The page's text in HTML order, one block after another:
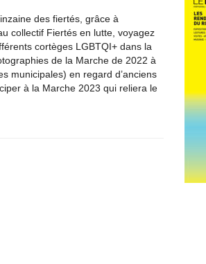
des fiertés, grâce à
collectif Fiertés en lutte, voyagez
cortèges LGBTQI+ dans la
de la Marche de 2022 à
municipales) en regard d’anciens
à la Marche 2023 qui reliera le